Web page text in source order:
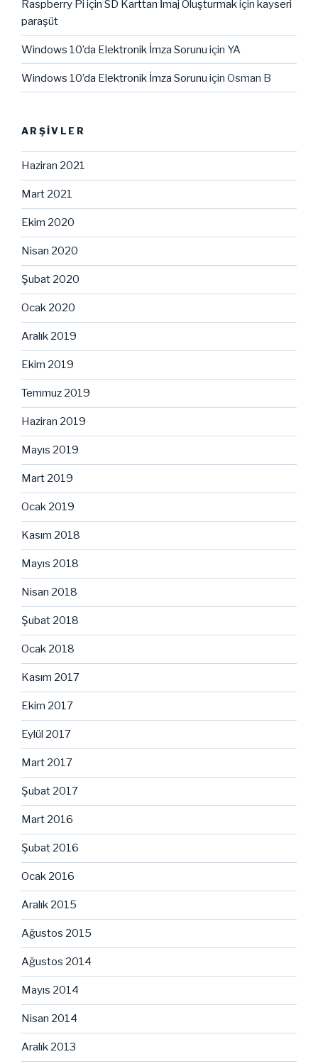
Raspberry Pi için SD Karttan İmaj Oluşturmak için kayseri
paraşüt
Windows 10’da Elektronik İmza Sorunu için YA
Windows 10’da Elektronik İmza Sorunu için Osman B
ARŞIVLER
Haziran 2021
Mart 2021
Ekim 2020
Nisan 2020
Şubat 2020
Ocak 2020
Aralık 2019
Ekim 2019
Temmuz 2019
Haziran 2019
Mayıs 2019
Mart 2019
Ocak 2019
Kasım 2018
Mayıs 2018
Nisan 2018
Şubat 2018
Ocak 2018
Kasım 2017
Ekim 2017
Eylül 2017
Mart 2017
Şubat 2017
Mart 2016
Şubat 2016
Ocak 2016
Aralık 2015
Ağustos 2015
Ağustos 2014
Mayıs 2014
Nisan 2014
Aralık 2013